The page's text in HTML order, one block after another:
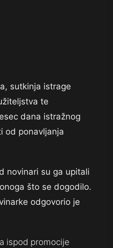
sutkinja istrage
te
dana istražnog
od ponavljanja
novinari su ga upitali
što se dogodilo.
odgovorio je
ispod promocije